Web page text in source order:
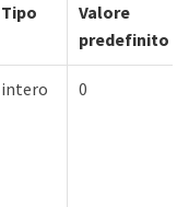
Tipo
Valore
predefinito
intero 0